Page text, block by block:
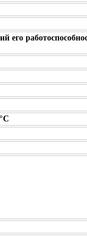
его